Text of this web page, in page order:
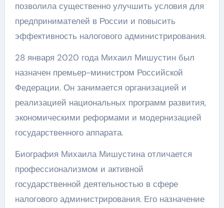
позволила существенно улучшить условия для
предпринимателей в России и повысить
эффективность налогового администрирования.
28 января 2020 года Михаил Мишустин был
назначен премьер-министром Российской
Федерации. Он занимается организацией и
реализацией национальных программ развития,
экономическими реформами и модернизацией
государственного аппарата.
Биография Михаила Мишустина отличается
профессионализмом и активной
государственной деятельностью в сфере
налогового администрирования. Его назначение